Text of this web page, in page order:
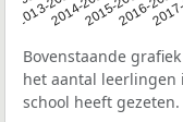
Bovenstaande
het aantal leerlingen
school heeft